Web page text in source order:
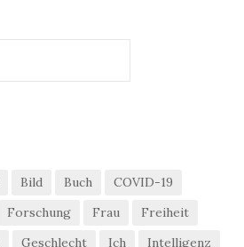
Bild Buch
COVID-19
Forschung Frau
Freiheit
Geschlecht Ich
Intelligenz